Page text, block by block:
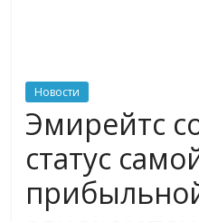
соцсетях
Новости
Эмирейтс
статус